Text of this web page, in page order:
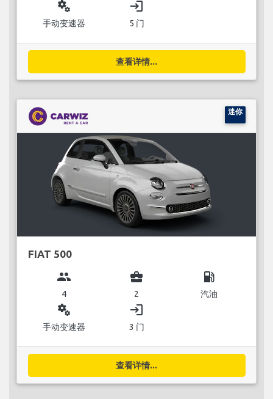
miscellaneous_services
手动变速器
login
5 门
查看详情...
迷你
FIAT 500
group
4
business_center
2
local_gas_station
汽油
miscellaneous_services
手动变速器
login
3 门
查看详情...